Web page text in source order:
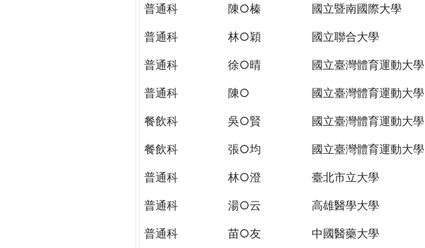
普通科
陳○榛 國立暨南國際大學
普通科
林○穎 國立聯合大學
普通科
徐○晴 國立臺灣體育運動大學
普通科
陳○ 國立臺灣體育運動大學
餐飲科
吳○賢 國立臺灣體育運動大學
餐飲科
張○均 國立臺灣體育運動大學
普通科
林○澄 臺北市立大學
普通科
湯○云 高雄醫學大學
普通科
苗○友 中國醫藥大學